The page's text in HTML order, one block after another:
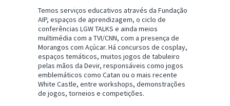
Temos serviços educativos através da Fundação
AIP, espaços de aprendizagem, o ciclo de
conferências LGW TALKS e ainda meios
multimédia com a TVI/CNN, com a presença de
Morangos com Açúcar. Há concursos de cosplay,
espaços temáticos, muitos jogos de tabuleiro
pelas mãos da Devir, responsáveis como jogos
emblemáticos como Catan ou o mais recente
White Castle, entre workshops, demonstrações
de jogos, torneios e competições.